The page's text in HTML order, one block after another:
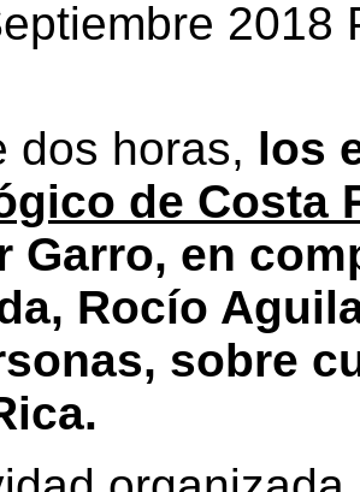
2018
dos horas, los
de Costa
Garro, en
Rocío
sobre